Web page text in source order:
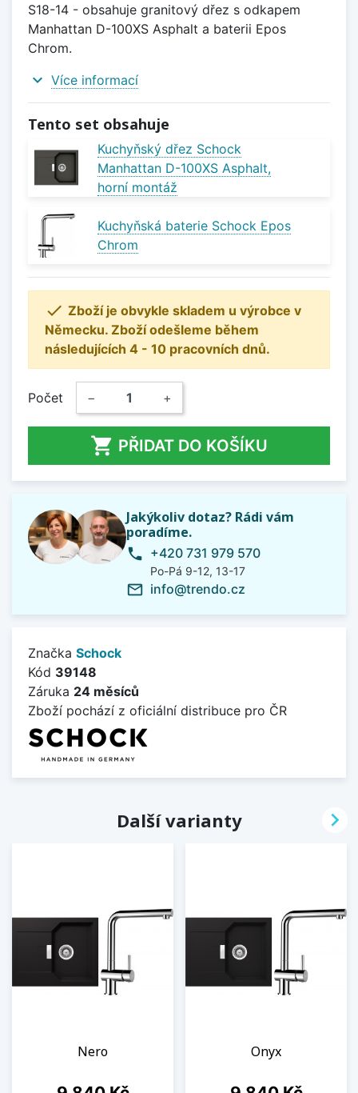
S18-14 - obsahuje granitový dřez s odkapem
Manhattan D-100XS Asphalt a baterii Epos
Chrom.
expand_more Více informací
Tento set obsahuje
Kuchyňský dřez Schock
Manhattan D-100XS Asphalt,
horní montáž
Kuchyňská baterie Schock Epos
Chrom
 Zboží je obvykle skladem u výrobce v
Německu. Zboží odešleme během
následujících 4 - 10 pracovních dnů.
Počet − +
 PŘIDAT DO KOŠÍKU
Jakýkoliv dotaz? Rádi vám
poradíme.
phone +420 731 979 570
Po-Pá 9-12, 13-17
mail_outline info@trendo.cz
Značka Schock
Kód 39148
Záruka 24 měsíců
Zboží pochází z oficiální distribuce pro ČR
Další varianty
Nero
Cena
Onyx
Cena
